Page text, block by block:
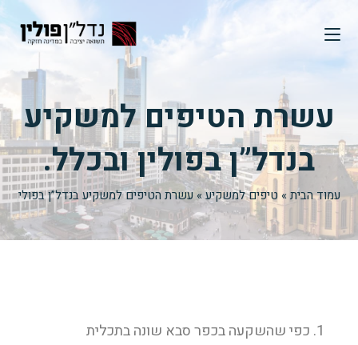
עשרת הטיפים למשקיע
בנדל”ן בפולין ובכלל.
עמוד הבית» טיפים למשקיע»עשרת הטיפים למשקיע בנדל”ן בפולין
כפי שהשקעה בכפר סבא שונה בתכלית